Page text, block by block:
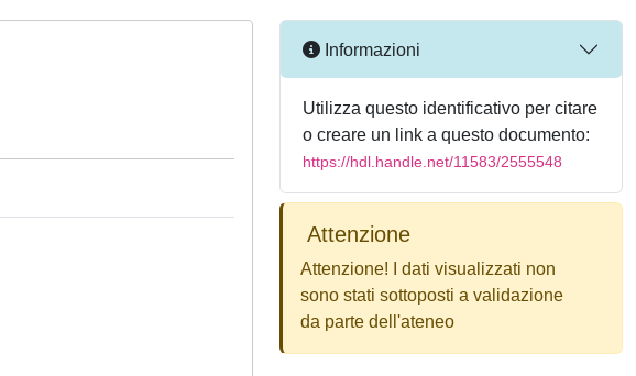
Informazioni
Utilizza questo identificativo per citare
o creare un link a questo documento:
https://hdl.handle.net/11583/2555548
Attenzione
Attenzione! I dati visualizzati non
sono stati sottoposti a validazione
da parte dell'ateneo